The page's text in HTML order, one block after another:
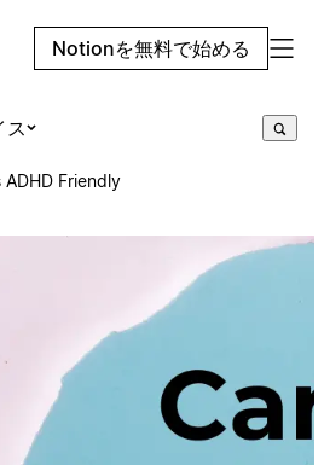
Notionを無料で始める
ス
ADHD Friendly